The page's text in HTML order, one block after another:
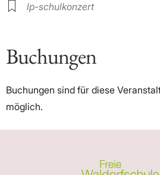
lp-schulkonzert
Buchungen
Buchungen sind für diese
möglich.